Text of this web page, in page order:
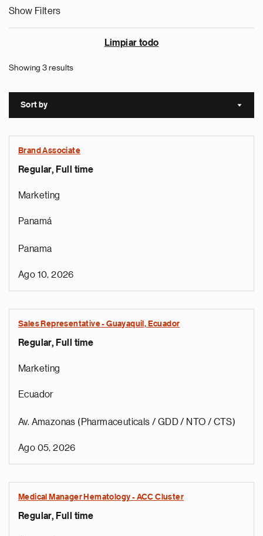
Show Filters
Limpiar todo
Showing 3 results
Sort by Sort
Brand Associate
Regular, Full time
Marketing
Panamá
Panama
Ago 10, 2026
Sales Representative - Guayaquil, Ecuador
Regular, Full time
Marketing
Ecuador
Av. Amazonas (Pharmaceuticals / GDD / NTO / CTS)
Ago 05, 2026
Medical Manager Hematology - ACC Cluster
Regular, Full time